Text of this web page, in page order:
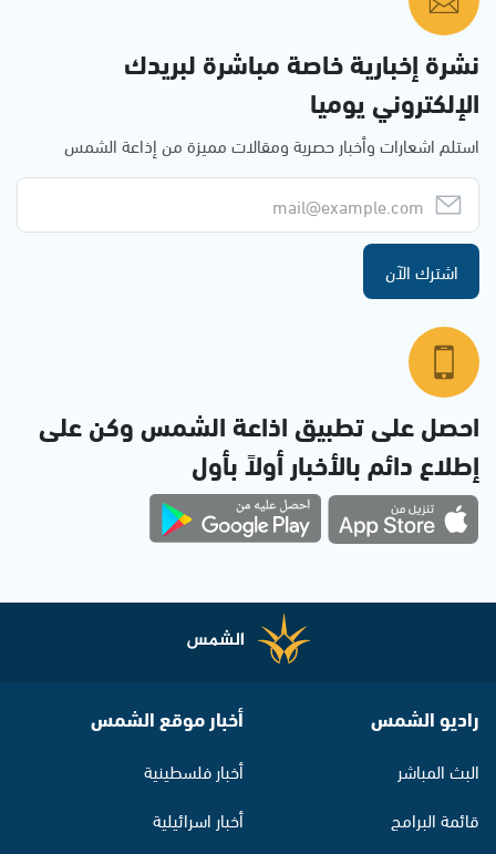
نشرة إخبارية خاصة مباشرة لبريدك
الإلكتروني يوميا
استلم اشعارات وأخبار حصرية ومقالات مميزة من إذاعة الشمس
اشترك الآن
احصل على تطبيق اذاعة الشمس وكن على
إطلاع دائم بالأخبار أولاً بأول
راديو الشمس
البث المباشر
قائمة البرامج
أخبار موقع الشمس
أخبار فلسطينية
أخبار اسرائيلية